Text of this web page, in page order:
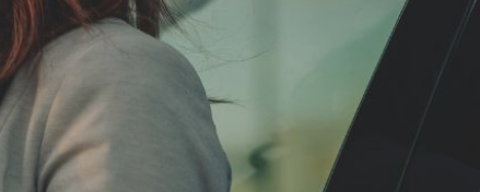
ŽIVALI